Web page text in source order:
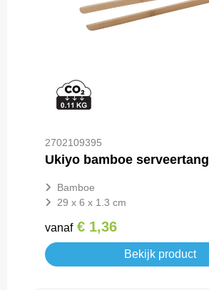
2702109395
Ukiyo bamboe serveertang
Bamboe
29 x 6 x 1.3 cm
vanaf € 1,36
Bekijk product